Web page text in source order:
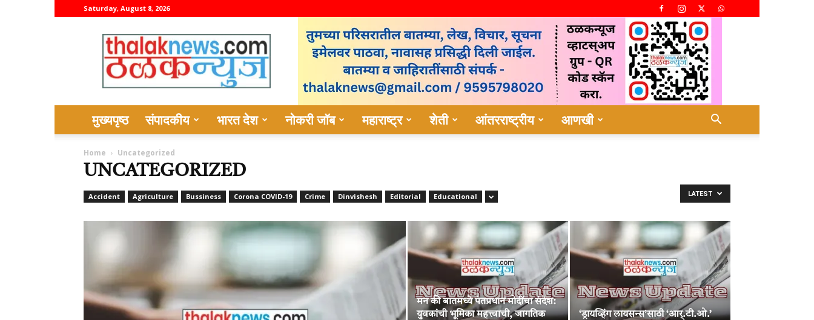
Saturday, August 8, 2026
thalaknews
मुख्यपृष्ठ संपादकीय भारत देश नोकरी जॉब महाराष्ट्र शेती आंतरराष्ट्रीय आणखी
Home Uncategorized
UNCATEGORIZED
Accident Agriculture Bussiness Corona COVID-19 Crime Dinvishesh Editorial Educational LATEST
मन की बातमध्ये पंतप्रधान मोदींचा संदेश:
युवकांची भूमिका महत्त्वाची, जागतिक
‘ड्रायव्हिंग लायसन्स’साठी ‘आर्.टी.ओ.’